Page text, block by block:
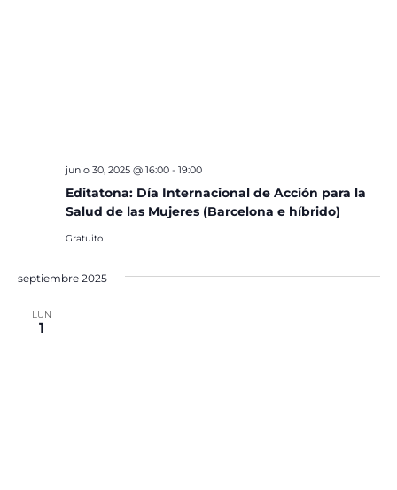
Editatona: Día Internacional de Acción para la
Salud de las Mujeres (Barcelona e híbrido)
junio 30, 2025 @ 16:00- 19:00
Gratuito
septiembre 2025
LUN
1